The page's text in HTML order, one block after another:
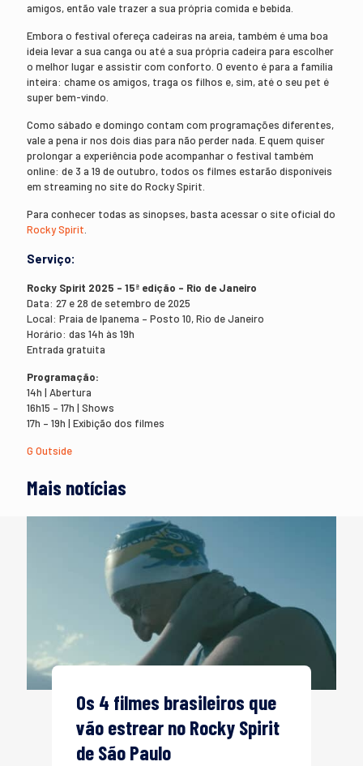
amigos, então vale trazer a sua própria comida e bebida.
Embora o festival ofereça cadeiras na areia, também é uma boa
ideia levar a sua canga ou até a sua própria cadeira para escolher
o melhor lugar e assistir com conforto. O evento é para a família
inteira: chame os amigos, traga os filhos e, sim, até o seu pet é
super bem-vindo.
Como sábado e domingo contam com programações diferentes,
vale a pena ir nos dois dias para não perder nada. E quem quiser
prolongar a experiência pode acompanhar o festival também
online: de 3 a 19 de outubro, todos os filmes estarão disponíveis
em streaming no site do Rocky Spirit.
Para conhecer todas as sinopses, basta acessar o site oficial do
Rocky Spirit.
Serviço:
Rocky Spirit 2025 – 15ª edição – Rio de Janeiro
Data: 27 e 28 de setembro de 2025
Local: Praia de Ipanema – Posto 10, Rio de Janeiro
Horário: das 14h às 19h
Entrada gratuita
Programação:
14h | Abertura
16h15 – 17h | Shows
17h – 19h | Exibição dos filmes
G Outside
Mais notícias
Os 4 filmes brasileiros que
vão estrear no Rocky Spirit
de São Paulo